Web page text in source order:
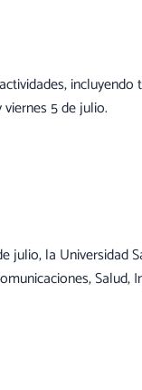
5 de julio.
julio, la
Salud,